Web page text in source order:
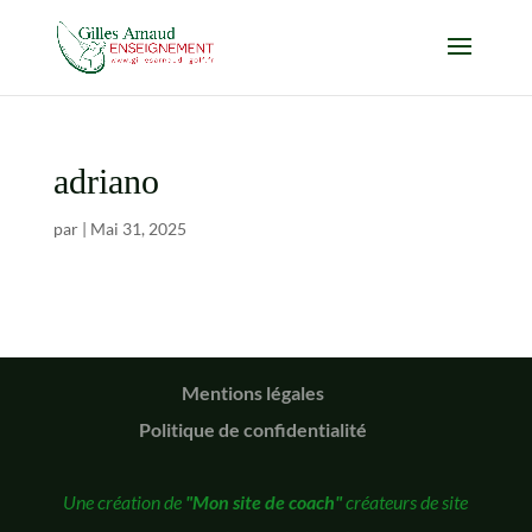
adriano
par | Mai 31, 2025
Mentions légales
Politique de confidentialité
Une création de "Mon site de coach"créateurs de site